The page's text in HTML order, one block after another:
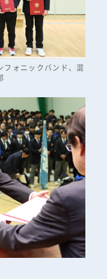
フォニックバンド、混